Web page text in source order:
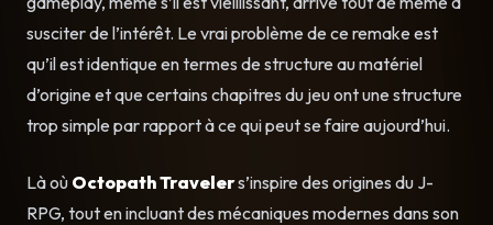
susciter de l’intérêt. Le vrai problème de ce remake est
qu’il est identique en termes de structure au matériel
d’origine et que certains chapitres du jeu ont une structure
trop simple par rapport à ce qui peut se faire aujourd’hui.
Là où Octopath Travelers’inspire des origines du J-
RPG, tout en incluant des mécaniques modernes dans son